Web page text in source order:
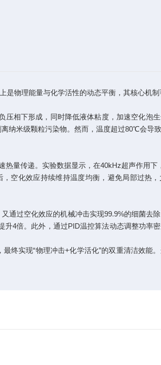
物理能量与化学活性的动态平衡，其核心机制
下形成，同时降低液体粘度，加速空化泡生
纳米级颗粒污染物。然而，温度超过80℃会导
量传递。实验数据显示，在40kHz超声作用下
空化效应持续维持温度均衡，避免局部过热
过空化效应的机械冲击实现99.9%的细菌去除
4倍。此外，通过PID温控算法动态调整功率
实现“物理冲击+化学活化”的双重清洁效能